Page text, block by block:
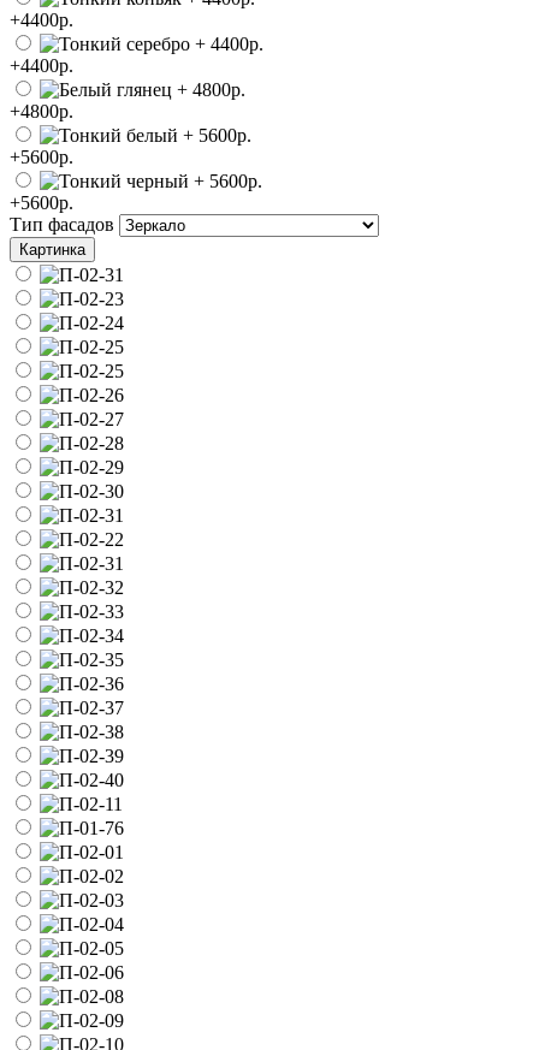
+4400р.
+4400р.
+4800р.
+5600р.
+5600р.
Тип фасадов
Картинка